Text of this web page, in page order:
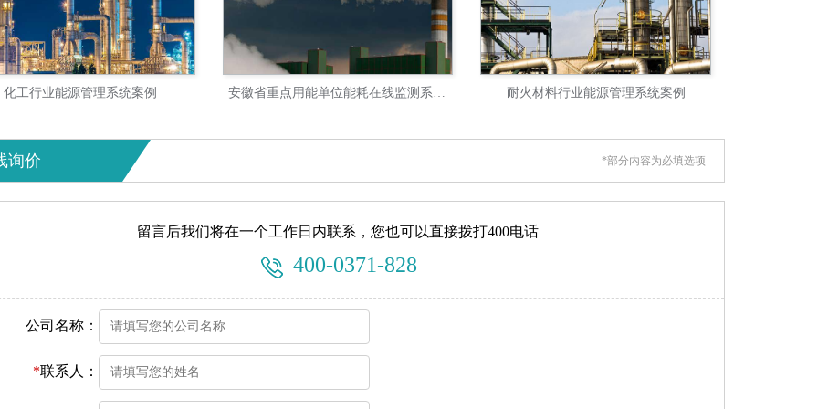
化工行业能源管理系统案例 安徽省重点用能单位能耗在线监测系统案例 耐火材料行业能源管理系统案例
询价 *部分内容为必填选项
留言后我们将在一个工作日内联系，您也可以直接拨打400电话
400-0371-828
公司名称：
*联系人：